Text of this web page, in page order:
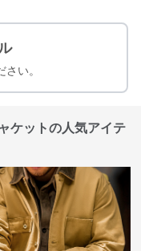
い。
ケットの人気アイテ